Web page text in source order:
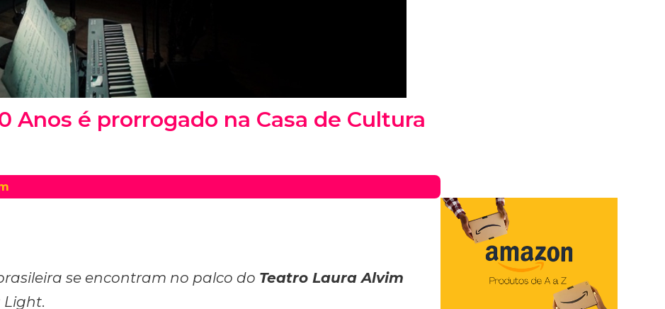
Anos é prorrogado na Casa de Cultura
se encontram no palco do Teatro Laura Alvim
Light.